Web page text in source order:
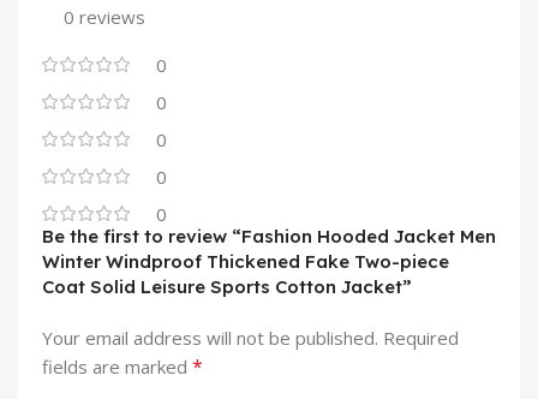
0 reviews
0
0
0
0
0
Be the first to review “Fashion Hooded Jacket Men
Winter Windproof Thickened Fake Two-piece
Coat Solid Leisure Sports Cotton Jacket”
Your email address will not be published. Required
fields are marked *